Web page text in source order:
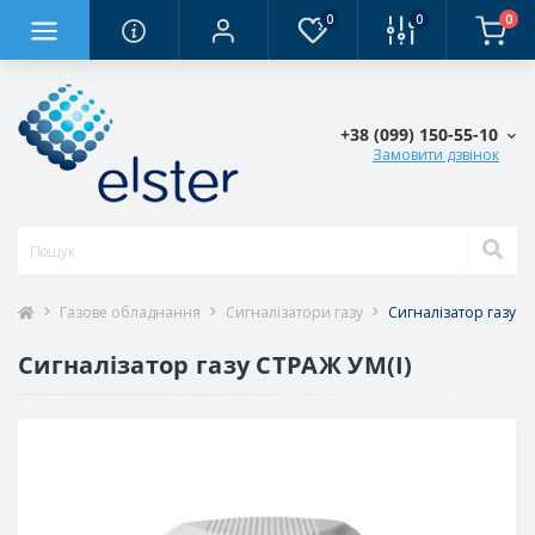
0 0 0
+38 (0‎99) 150-55-10
Замовити дзвінок
Газове обладнання Сигналізатори газу Сигналізатор газу
Сигналізатор газу СТРАЖ УМ(І)